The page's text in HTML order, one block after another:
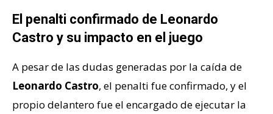
El penalti confirmado de Leonardo
Castro y su impacto en el juego
A pesar de las dudas generadas por la caída de
Leonardo Castro, el penalti fue confirmado, y el
propio delantero fue el encargado de ejecutar la